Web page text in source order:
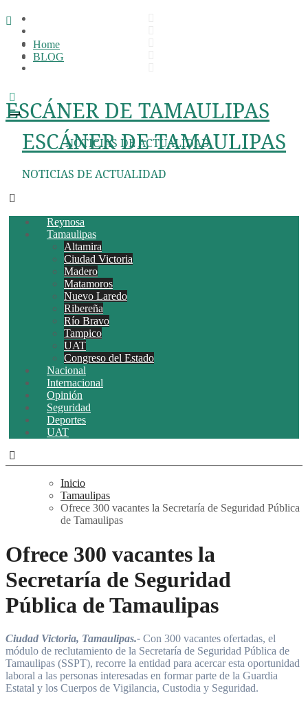
Ir
contenidoHome
BLOG
ESCÁNER DE TAMAULIPAS
NOTICIAS DE ACTUALIDAD
ESCÁNER DE TAMAULIPAS
NOTICIAS DE ACTUALIDAD
Reynosa
Tamaulipas
Altamira
Ciudad Victoria
Madero
Matamoros
Nuevo Laredo
Ribereña
Río Bravo
Tampico
UAT
Congreso del Estado
Nacional
Internacional
Opinión
Seguridad
Deportes
UAT
Inicio
Tamaulipas
Ofrece 300 vacantes la Secretaría de Seguridad Pública
de Tamaulipas
Ofrece 300 vacantes la
Secretaría de Seguridad
Pública de Tamaulipas
Ciudad Victoria, Tamaulipas.- Con 300 vacantes ofertadas, el
módulo de reclutamiento de la Secretaría de Seguridad Pública de
Tamaulipas (SSPT), recorre la entidad para acercar esta oportunidad
laboral a las personas interesadas en formar parte de la Guardia
Estatal y los Cuerpos de Vigilancia, Custodia y Seguridad.